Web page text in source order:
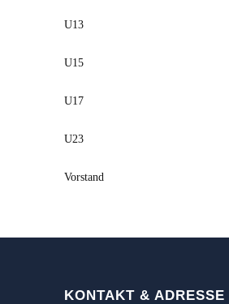
U13
U15
U17
U23
Vorstand
KONTAKT & ADRESSE